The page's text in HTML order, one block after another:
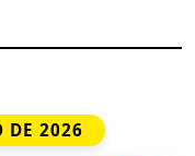
DE 2026